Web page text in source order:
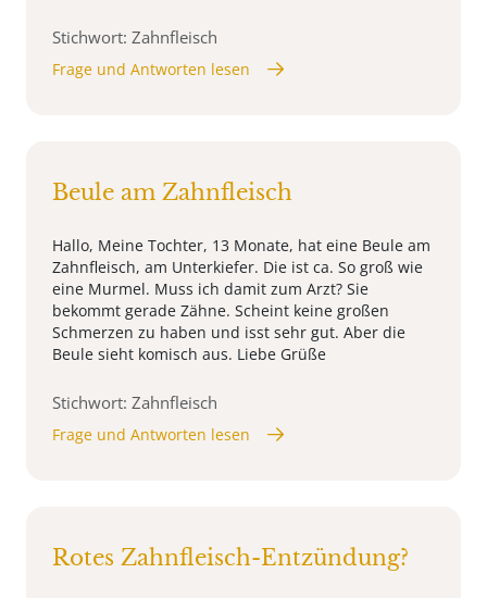
Stichwort: Zahnfleisch
Frage und Antworten lesen
Beule am Zahnfleisch
Hallo, Meine Tochter, 13 Monate, hat eine Beule am
Zahnfleisch, am Unterkiefer. Die ist ca. So groß wie
eine Murmel. Muss ich damit zum Arzt? Sie
bekommt gerade Zähne. Scheint keine großen
Schmerzen zu haben und isst sehr gut. Aber die
Beule sieht komisch aus. Liebe Grüße
Stichwort: Zahnfleisch
Frage und Antworten lesen
Rotes Zahnfleisch-Entzündung?